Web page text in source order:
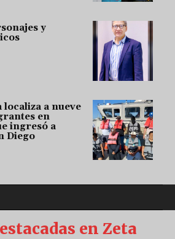
y
localiza a nueve
en
ingresó a
Diego
en Zeta